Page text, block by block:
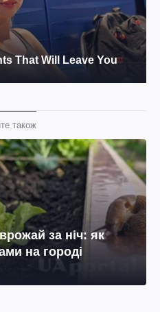
також
за ніч: як
на городі